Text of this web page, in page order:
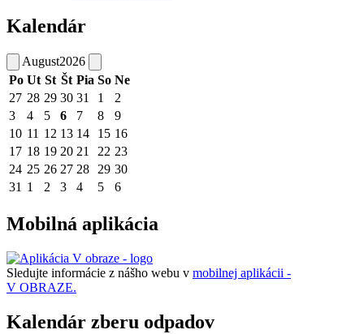
Kalendár
August2026
Po Ut St Št Pia So Ne
27 28 29 30 31 1
2
3
4 5 6 7 8
9
10 11 12 13 14 15 16
17 18 19 20 21 22 23
24 25 26 27 28 29 30
31 1 2 3 4 5 6
Mobilná aplikácia
Sledujte informácie z nášho webu v mobilnej aplikácii -
V OBRAZE.
Kalendár zberu odpadov